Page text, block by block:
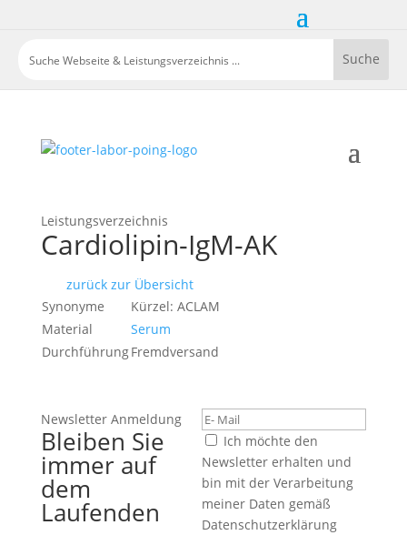
Leistungsverzeichnis
Cardiolipin-IgM-AK
zurück zur Übersicht
Synonyme
Kürzel: ACLAM
Material
Serum
DurchführungFremdversand
Newsletter Anmeldung
Bleiben Sie
immer auf
dem
Laufenden
Ich möchte den
Newsletter erhalten und
bin mit der Verarbeitung
meiner Daten gemäß
Datenschutzerklärung